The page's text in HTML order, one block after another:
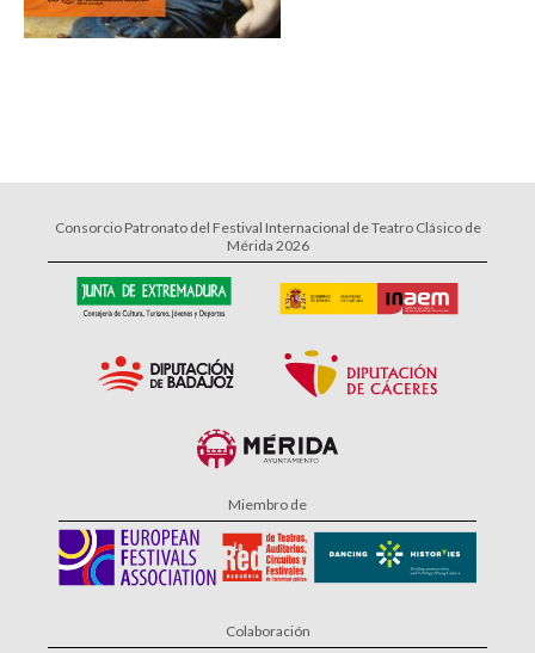
Consorcio Patronato del Festival Internacional de Teatro Clásico de
Mérida 2026
Miembro de
Colaboración